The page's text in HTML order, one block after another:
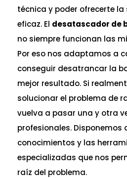
técnica y poder ofrecerte la
eficaz. El desatascador de
no siempre funcionan las
Por eso nos adaptamos a
conseguir desatrancar la
mejor resultado. Si
solucionar el problema de
vuelva a pasar una y otra
profesionales. Disponemos
conocimientos y las
especializadas que nos
raíz del problema.